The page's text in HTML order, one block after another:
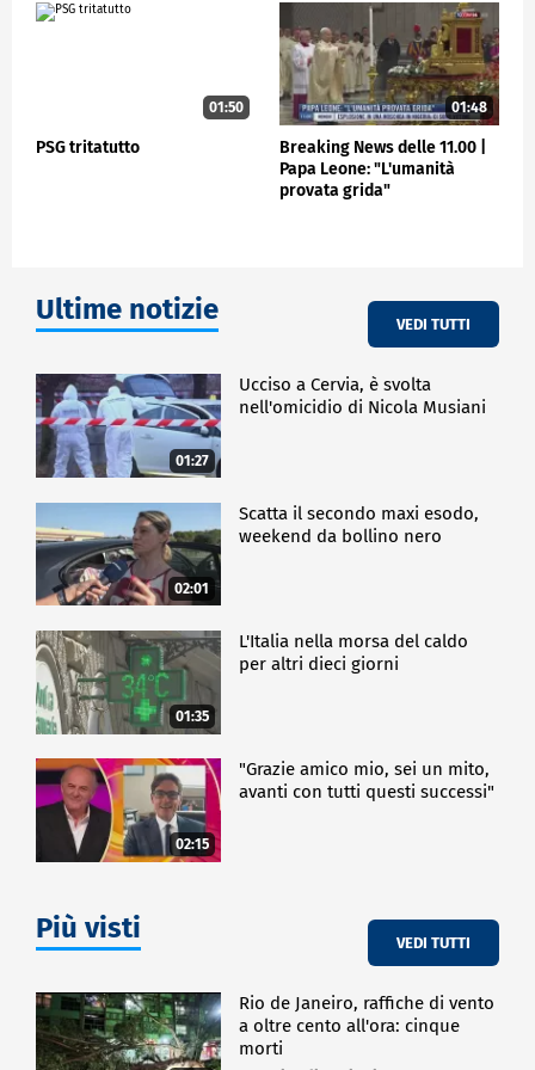
01:50
PSG tritatutto
01:48
Breaking News delle 11.00 |
Papa Leone: "L'umanità
provata grida"
Ultime notizie VEDI TUTTI
01:27
Ucciso a Cervia, è svolta
nell'omicidio di Nicola Musiani
02:01
Scatta il secondo maxi esodo,
weekend da bollino nero
01:35
L'Italia nella morsa del caldo
per altri dieci giorni
02:15
"Grazie amico mio, sei un mito,
avanti con tutti questi successi"
Più visti VEDI TUTTI
Rio de Janeiro, raffiche di vento
a oltre cento all'ora: cinque
morti